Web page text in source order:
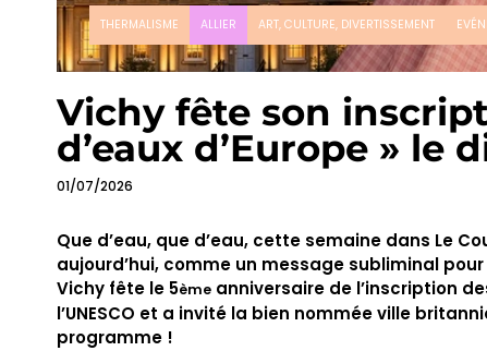
THERMALISME ALLIER ART, CULTURE, DIVERTISSEMENT
Vichy fête son
d’eaux d’Europe » le
01/07/2026
Que d’eau, que d’eau, cette semaine dans Le
aujourd’hui, comme un message subliminal
Vichy fête le 5ème anniversaire de l’inscription
l’UNESCO et a invité la bien nommée ville
programme !